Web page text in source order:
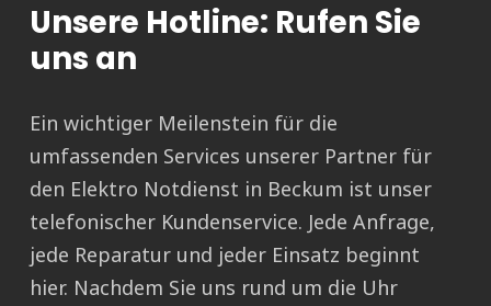
Unsere Hotline: Rufen Sie
uns an
Ein wichtiger Meilenstein für die
umfassenden Services unserer Partner für
den Elektro Notdienst in Beckum ist unser
telefonischer Kundenservice. Jede Anfrage,
jede Reparatur und jeder Einsatz beginnt
hier. Nachdem Sie uns rund um die Uhr